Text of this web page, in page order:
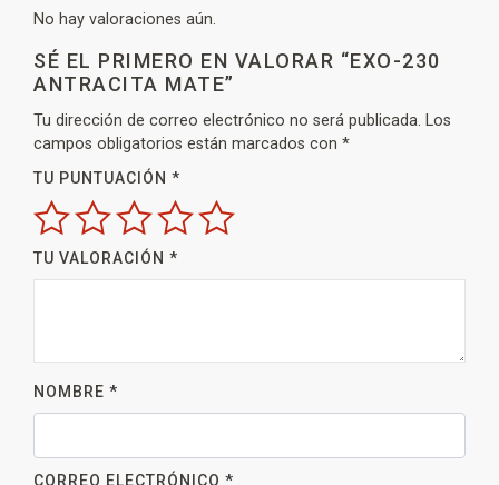
No hay valoraciones aún.
SÉ EL PRIMERO EN VALORAR “EXO-230
ANTRACITA MATE”
Tu dirección de correo electrónico no será publicada. Los
campos obligatorios están marcados con *
TU PUNTUACIÓN *
TU VALORACIÓN *
NOMBRE *
CORREO ELECTRÓNICO *